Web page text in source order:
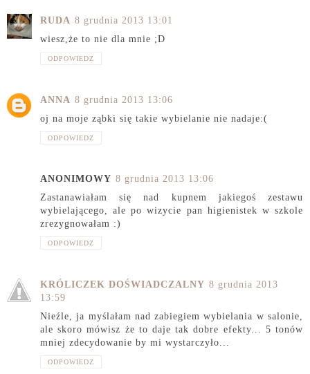
RUDA 8 grudnia 2013 13:01
wiesz,że to nie dla mnie ;D
ODPOWIEDZ
ANNA 8 grudnia 2013 13:06
oj na moje ząbki się takie wybielanie nie nadaje:(
ODPOWIEDZ
ANONIMOWY 8 grudnia 2013 13:06
Zastanawiałam się nad kupnem jakiegoś zestawu
wybielającego, ale po wizycie pan higienistek w szkole
zrezygnowałam :)
ODPOWIEDZ
KRÓLICZEK DOŚWIADCZALNY 8 grudnia 2013
13:59
Nieźle, ja myślałam nad zabiegiem wybielania w salonie,
ale skoro mówisz że to daje tak dobre efekty... 5 tonów
mniej zdecydowanie by mi wystarczyło...
ODPOWIEDZ